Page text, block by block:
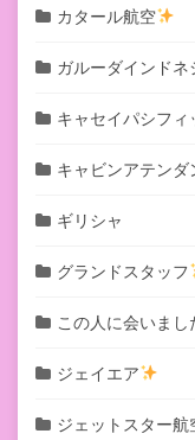
カタール航空
ガルーダインドネ
キャセイパシフィ
キャビンアテン
ギリシャ
グランドスタッフ
この人に会いまし
ジェイエア
ジェットスター航